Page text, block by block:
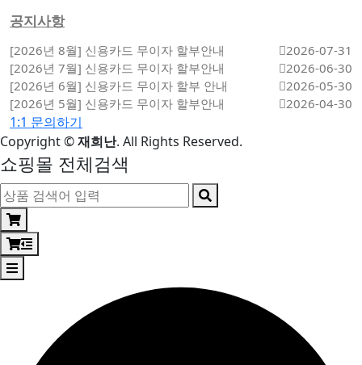
공지사항
[2026년 8월] 신용카드 무이자 할부안내
2026-07-31
[2026년 7월] 신용카드 무이자 할부안내
2026-06-30
[2026년 6월] 신용카드 무이자 할부 안내
2026-05-30
[2026년 5월] 신용카드 무이자 할부안내
2026-04-30
1:1 문의하기
Copyright©재희난. All Rights Reserved.
쇼핑몰 전체검색